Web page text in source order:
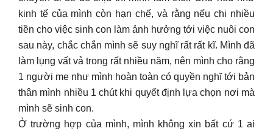
kinh tế của mình còn hạn chế, và rằng nếu chi nhiều
tiền cho việc sinh con làm ảnh hưởng tới việc nuôi con
sau này, chắc chắn mình sẽ suy nghĩ rất rất kĩ. Mình đã
làm lụng vất vả trong rất nhiều năm, nên mình cho rằng
1 người mẹ như mình hoàn toàn có quyền nghĩ tới bản
thân mình nhiều 1 chút khi quyết định lựa chọn nơi mà
mình sẽ sinh con.
Ở trường hợp của mình, mình không xin bất cứ 1 ai